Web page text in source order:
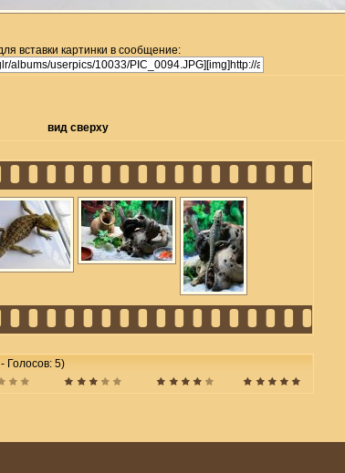
вставки картинки в сообщение:
вид сверху
Голосов: 5)